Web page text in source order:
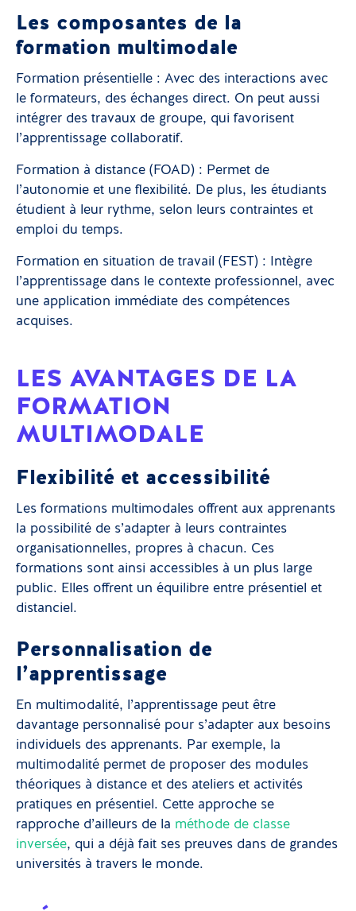
Les composantes de la
formation multimodale
Formation présentielle : Avec des interactions avec
le formateurs, des échanges direct. On peut aussi
intégrer des travaux de groupe, qui favorisent
l’apprentissage collaboratif.
Formation à distance (FOAD) : Permet de
l’autonomie et une flexibilité. De plus, les étudiants
étudient à leur rythme, selon leurs contraintes et
emploi du temps.
Formation en situation de travail (FEST) : Intègre
l’apprentissage dans le contexte professionnel, avec
une application immédiate des compétences
acquises.
LES AVANTAGES DE LA
FORMATION
MULTIMODALE
Flexibilité et accessibilité
Les formations multimodales offrent aux apprenants
la possibilité de s’adapter à leurs contraintes
organisationnelles, propres à chacun. Ces
formations sont ainsi accessibles à un plus large
public. Elles offrent un équilibre entre présentiel et
distanciel.
Personnalisation de
l’apprentissage
En multimodalité, l’apprentissage peut être
davantage personnalisé pour s’adapter aux besoins
individuels des apprenants. Par exemple, la
multimodalité permet de proposer des modules
théoriques à distance et des ateliers et activités
pratiques en présentiel. Cette approche se
rapproche d’ailleurs de la méthode de classe
inversée, qui a déjà fait ses preuves dans de grandes
universités à travers le monde.